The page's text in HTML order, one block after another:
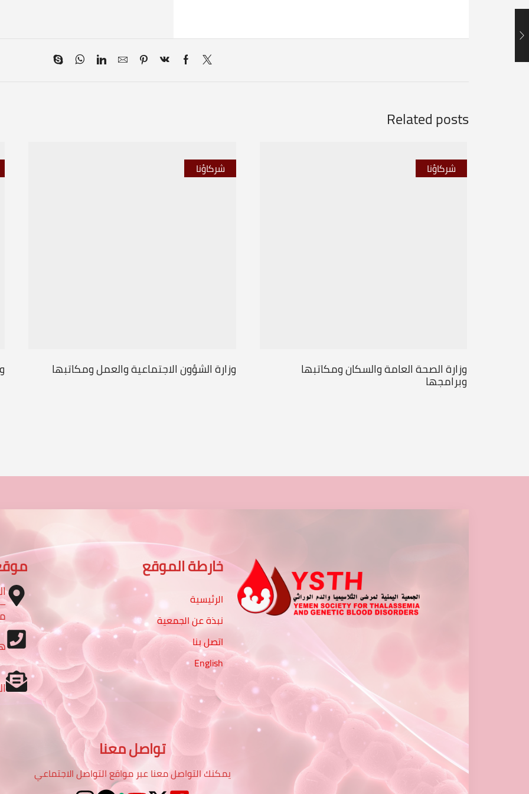
Related posts
شركاؤنا
وزارة الصحة العامة والسكان ومكاتبها
وبرامجها
شركاؤنا
وزارة الشؤون الاجتماعية والعمل ومكاتبها
خارطة الموقع
الرئيسية
نبذة عن الجمعية
اتصل بنا
English
تواصل معنا
يمكنك التواصل معنا عبر مواقع التواصل الاجتماعي